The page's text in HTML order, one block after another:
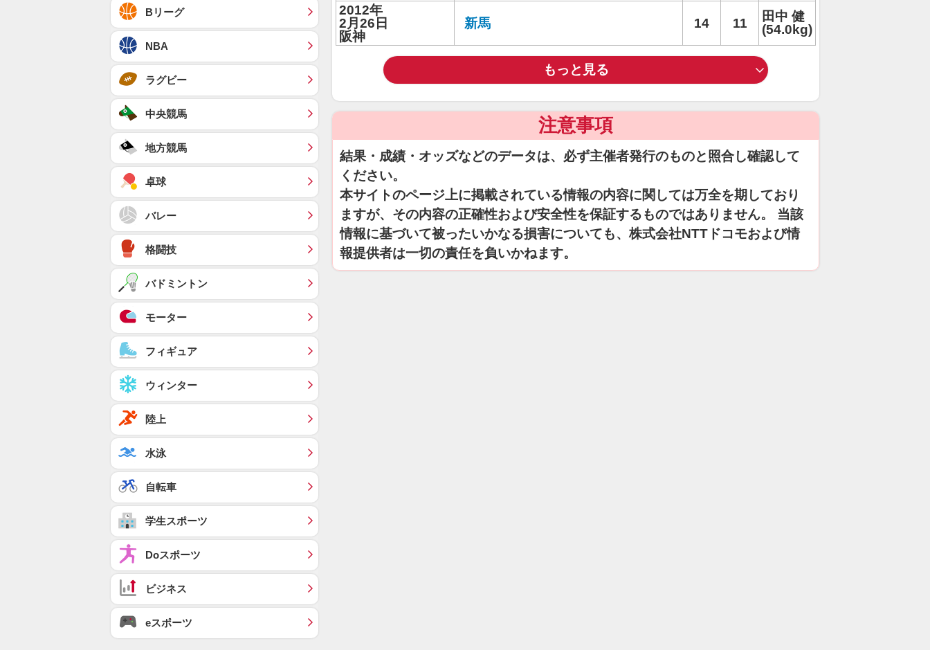
2012年
2月26日
阪神
新馬 14 11
田中 健
(54.0kg)
もっと見る
注意事項
結果・成績・オッズなどのデータは、必ず主催者発行のものと照合し確認して
ください。
本サイトのページ上に掲載されている情報の内容に関しては万全を期しており
ますが、その内容の正確性および安全性を保証するものではありません。 当該
情報に基づいて被ったいかなる損害についても、株式会社NTTドコモおよび情
報提供者は一切の責任を負いかねます。
Bリーグ
NBA
ラグビー
中央競馬
地方競馬
卓球
バレー
格闘技
バドミントン
モーター
フィギュア
ウィンター
陸上
水泳
自転車
学生スポーツ
Doスポーツ
ビジネス
eスポーツ